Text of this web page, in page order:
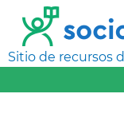
Sitio de recursos